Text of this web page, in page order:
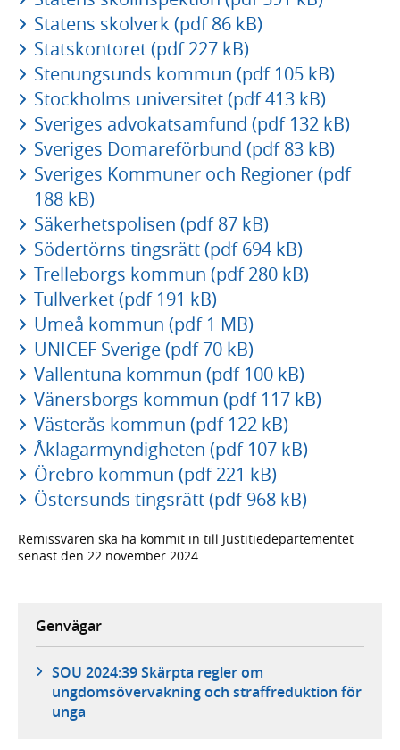
Statens skolverk (pdf 86 kB)
Statskontoret (pdf 227 kB)
Stenungsunds kommun (pdf 105 kB)
Stockholms universitet (pdf 413 kB)
Sveriges advokatsamfund (pdf 132 kB)
Sveriges Domareförbund (pdf 83 kB)
Sveriges Kommuner och Regioner (pdf
188 kB)
Säkerhetspolisen (pdf 87 kB)
Södertörns tingsrätt (pdf 694 kB)
Trelleborgs kommun (pdf 280 kB)
Tullverket (pdf 191 kB)
Umeå kommun (pdf 1 MB)
UNICEF Sverige (pdf 70 kB)
Vallentuna kommun (pdf 100 kB)
Vänersborgs kommun (pdf 117 kB)
Västerås kommun (pdf 122 kB)
Åklagarmyndigheten (pdf 107 kB)
Örebro kommun (pdf 221 kB)
Östersunds tingsrätt (pdf 968 kB)
Remissvaren ska ha kommit in till Justitiedepartementet
senast den 22 november 2024.
Genvägar
SOU 2024:39 Skärpta regler om
ungdomsövervakning och straffreduktion för
unga